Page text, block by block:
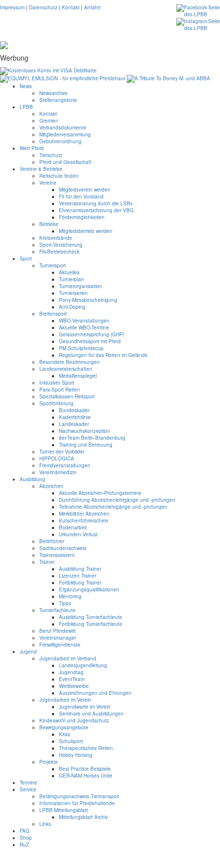
Impressum | Datenschutz | Kontakt | Anfahrt
Werbung
News
Newsarchive
Stellenangebote
LPBB
Kontakt
Gremien
Verbandsdokumente
Mitgliederversammlung
Gebührenordnung
Wert Pferd
Tierschutz
Pferd und Gesellschaft
Vereine & Betriebe
Reitschule finden
Vereine
Mitgliedsverein werden
Fit für den Vorstand
Vereinsberatung durch die LSBs
Ehrenamtsversicherung der VBG
Fördermöglichkeiten
Betriebe
Mitgliedsbetrieb werden
Kreisverbände
Sport-Versicherung
FN-Betriebecheck
Sport
Turniersport
Aktuelles
Turnierplan
Turnierorganisation
Turnierserien
Pony-Messbescheinigung
Anti-Doping
Breitensport
WBO-Veranstaltungen
Aktuelle WBO-Termine
Gelassenheitsprüfung (GHP)
Gesundheitssport mit Pferd
PM-Schulpferdecup
Regelungen für das Reiten im Gelände
Besondere Bestimmungen
Landesmeisterschaften
Medaillenspiegel
Inklusiver Sport
Para-Sport Reiten
Spezialklassen Reitsport
Sportförderung
Bundeskader
Kaderrichtlinie
Landeskader
Nachwuchskonzeption
8er-Team Berlin-Brandenburg
Training und Betreuung
Turnier der Vorbilder
HIPPOLOGICA
Fremdveranstaltungen
Veterinärmedizin
Ausbildung
Abzeichen
Aktuelle Abzeichen-Prüfungstermine
Durchführung Abzeichenlehrgänge und -prüfungen
Teilnahme Abzeichenlehrgänge und -prüfungen
Merkblätter Abzeichen
Kutschenführerschein
Bodenarbeit
Urkunden-Verlust
Berittführer
Sachkundenachweis
Trainerassistent
Trainer
Ausbildung Trainer
Lizenzen Trainer
Fortbildung Trainer
Ergänzungsqualifikationen
Mentoring
Tipps
Turnierfachleute
Ausbildung Turnierfachleute
Fortbildung Turnierfachleute
Beruf Pferdewirt
Vereinsmanager
Freiwilligendienste
Jugend
Jugendarbeit im Verband
Landesjugendleitung
Jugendtag
EventTeam
Wettbewerbe
Auszeichnungen und Ehrungen
Jugendarbeit im Verein
Jugendwarte im Verein
Seminare und Ausbildungen
Kindeswohl und Jugendschutz
Bewegungsangebote
Kitas
Schulsport
Therapeutisches Reiten
Hobby Horsing
Projekte
Best Practice Beispiele
GER-NAM Horses Unite
Termine
Service
Befähigungsnachweis Tiertransport
Informationen für Pferdehaltende
LPBB-Mitteilungsblatt
Mitteilungsblatt Archiv
Links
FAQ
Shop
RuZ